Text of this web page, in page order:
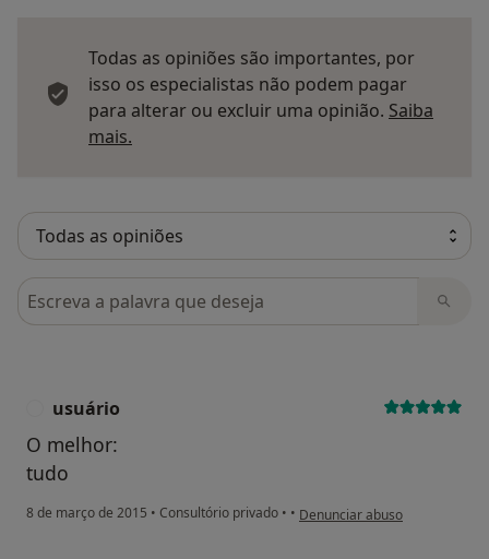
Todas as opiniões são importantes, por
isso os especialistas não podem pagar
para alterar ou excluir uma opinião. Saiba
mais.
Pesquisar em opiniões
usuário
O melhor:
tudo
8 de março de 2015 • Consultório privado • • na opinião do utilizador usuário
Denunciar abuso